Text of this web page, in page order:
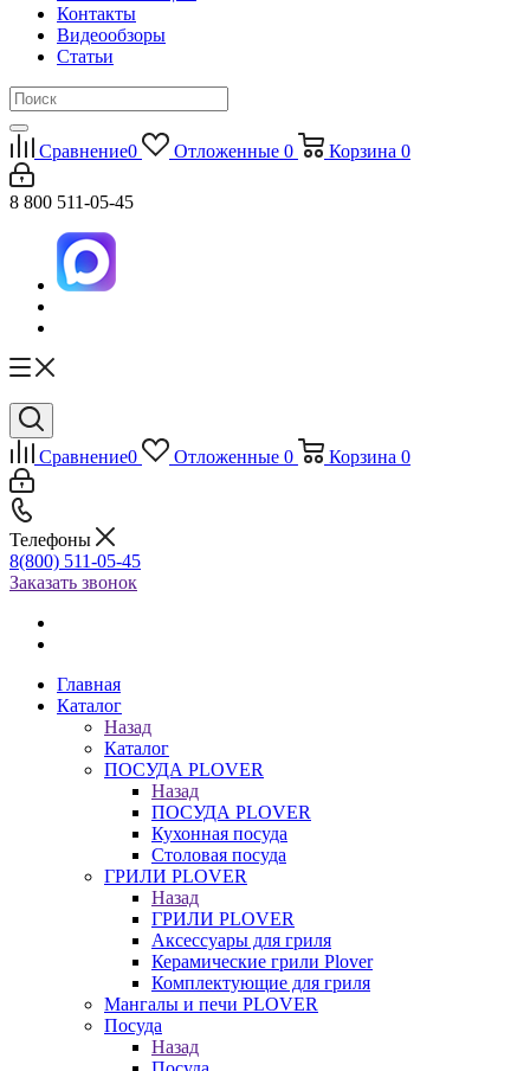
Контакты
Видеообзоры
Статьи
Сравнение0 Отложенные 0 Корзина 0
8 800 511-05-45
Сравнение0 Отложенные 0 Корзина 0
Телефоны
8(800) 511-05-45
Заказать звонок
Главная
Каталог
Назад
Каталог
ПОСУДА PLOVER
Назад
ПОСУДА PLOVER
Кухонная посуда
Столовая посуда
ГРИЛИ PLOVER
Назад
ГРИЛИ PLOVER
Аксессуары для гриля
Керамические грили Plover
Комплектующие для гриля
Мангалы и печи PLOVER
Посуда
Назад